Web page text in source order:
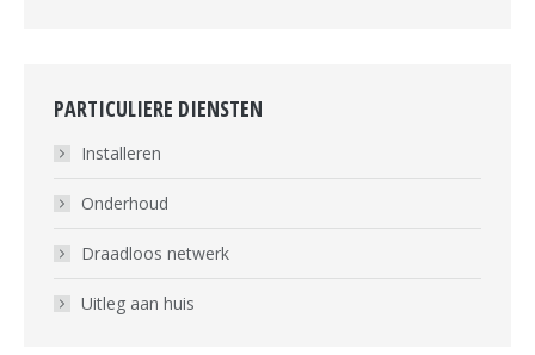
PARTICULIERE DIENSTEN
Installeren
Onderhoud
Draadloos netwerk
Uitleg aan huis